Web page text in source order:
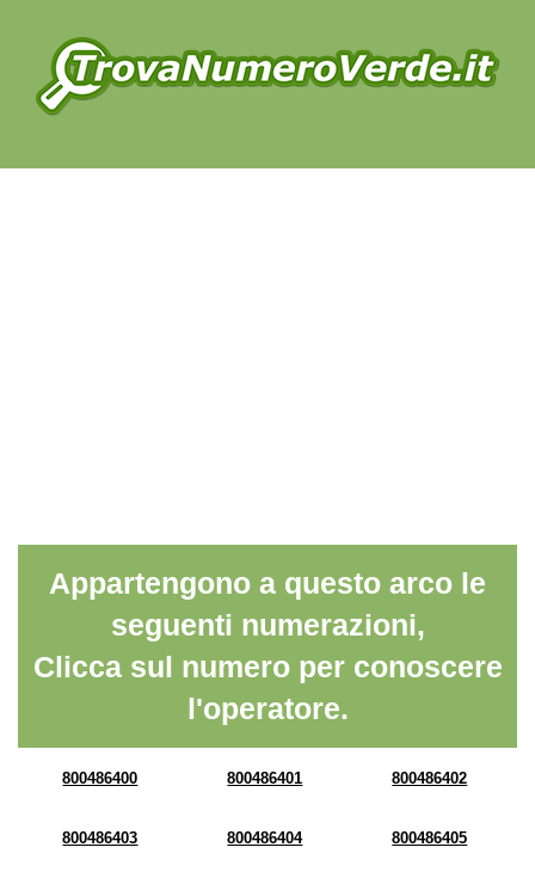
Appartengono a questo arco le
seguenti numerazioni,
Clicca sul numero per conoscere
l'operatore.
800486400 800486401 800486402
800486403 800486404 800486405